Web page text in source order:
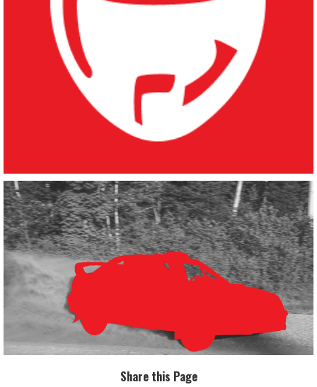
Share this Page